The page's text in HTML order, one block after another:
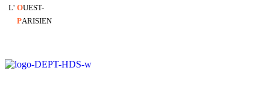
L' OUEST-
PARISIEN